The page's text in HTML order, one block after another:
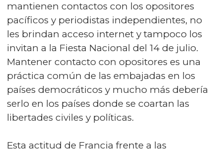
mantienen contactos con los opositores
pacíficos y periodistas independientes, no
les brindan acceso internet y tampoco los
invitan a la Fiesta Nacional del 14 de julio.
Mantener contacto con opositores es una
práctica común de las embajadas en los
países democráticos y mucho más debería
serlo en los países donde se coartan las
libertades civiles y políticas.
Esta actitud de Francia frente a las